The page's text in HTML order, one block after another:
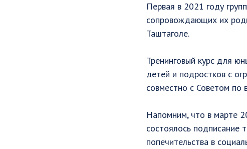
Первая в 2021 году
сопровождающих их
Таштаголе.
Тренинговый курс для
детей и подростков с
совместно с Советом по
Напомним, что в марте
состоялось подписание
попечительства в